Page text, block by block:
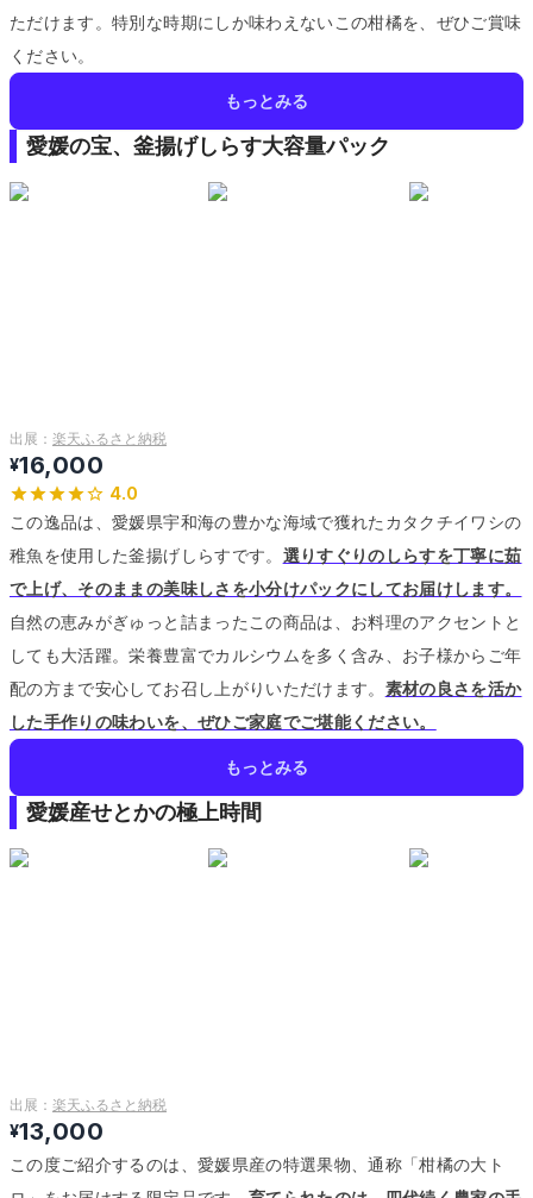
ただけます。特別な時期にしか味わえないこの柑橘を、ぜひご賞味
ください。
もっとみる
愛媛の宝、釜揚げしらす大容量パック
出展： 楽天ふるさと納税
¥16,000
4.0
この逸品は、愛媛県宇和海の豊かな海域で獲れたカタクチイワシの
稚魚を使用した釜揚げしらすです。 選りすぐりのしらすを丁寧に茹
で上げ、そのままの美味しさを小分けパックにしてお届けします。
自然の恵みがぎゅっと詰まったこの商品は、お料理のアクセントと
しても大活躍。栄養豊富でカルシウムを多く含み、お子様からご年
配の方まで安心してお召し上がりいただけます。 素材の良さを活か
した手作りの味わいを、ぜひご家庭でご堪能ください。
もっとみる
愛媛産せとかの極上時間
出展： 楽天ふるさと納税
¥13,000
この度ご紹介するのは、愛媛県産の特選果物、通称「柑橘の大ト